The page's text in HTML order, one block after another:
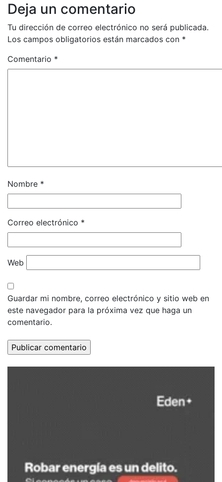
Deja un comentario
Tu dirección de correo electrónico no será publicada.
Los campos obligatorios están marcados con *
Comentario *
Nombre *
Correo electrónico *
Web
Guardar mi nombre, correo electrónico y sitio web en
este navegador para la próxima vez que haga un
comentario.